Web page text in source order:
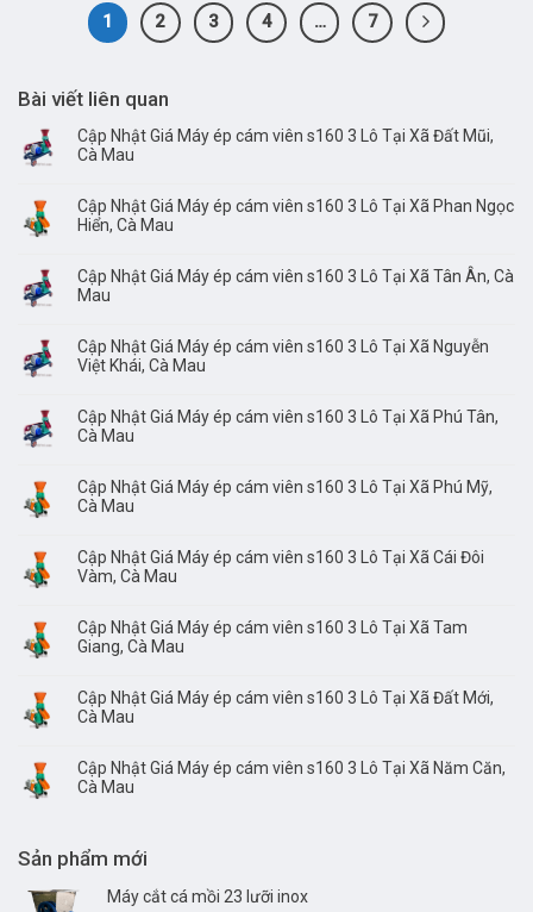
1 2 3 4 … 7
Bài viết liên quan
Cập Nhật Giá Máy ép cám viên s160 3 Lô Tại Xã Đất Mũi,
Cà Mau
Cập Nhật Giá Máy ép cám viên s160 3 Lô Tại Xã Phan Ngọc
Hiển, Cà Mau
Cập Nhật Giá Máy ép cám viên s160 3 Lô Tại Xã Tân Ân, Cà
Mau
Cập Nhật Giá Máy ép cám viên s160 3 Lô Tại Xã Nguyễn
Việt Khái, Cà Mau
Cập Nhật Giá Máy ép cám viên s160 3 Lô Tại Xã Phú Tân,
Cà Mau
Cập Nhật Giá Máy ép cám viên s160 3 Lô Tại Xã Phú Mỹ,
Cà Mau
Cập Nhật Giá Máy ép cám viên s160 3 Lô Tại Xã Cái Đôi
Vàm, Cà Mau
Cập Nhật Giá Máy ép cám viên s160 3 Lô Tại Xã Tam
Giang, Cà Mau
Cập Nhật Giá Máy ép cám viên s160 3 Lô Tại Xã Đất Mới,
Cà Mau
Cập Nhật Giá Máy ép cám viên s160 3 Lô Tại Xã Năm Căn,
Cà Mau
Sản phẩm mới
Máy cắt cá mồi 23 lưỡi inox